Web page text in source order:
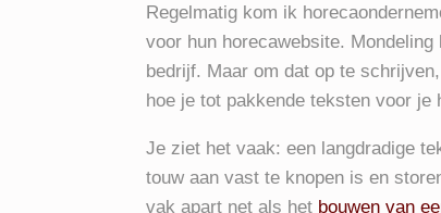
Regelmatig kom ik
voor hun horecawebsite.
bedrijf. Maar om dat op te
hoe je tot pakkende teksten voor je
Je ziet het vaak: een langdradige
touw aan vast te knopen is en
vak apart net als het bouwen van